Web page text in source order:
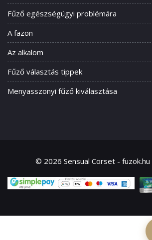
Fűző egészségügyi problémára
A fazon
Az alkalom
Fűző választás tippek
Menyasszonyi fűző kiválasztása
© 2026 Sensual Corset -